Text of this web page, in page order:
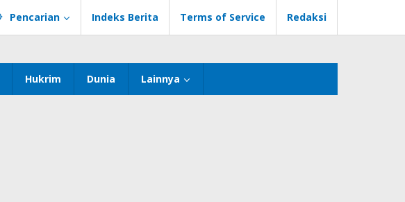
Pencarian Indeks Berita Terms of Service Redaksi
Hukrim Dunia Lainnya